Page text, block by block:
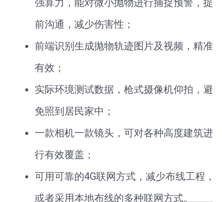
前沟通，减少伤害性；
前端识别生成抛物轨迹图片及视频，精准
有效；
实际环境测试数据，枪式摄像机仰拍，避
免照到居民家中；
一款相机一款镜头，可对各种高度建筑进
行有效覆盖；
可用可靠的4G联网方式，减少布线工程，
或者采用本地布线的多种联网方式。